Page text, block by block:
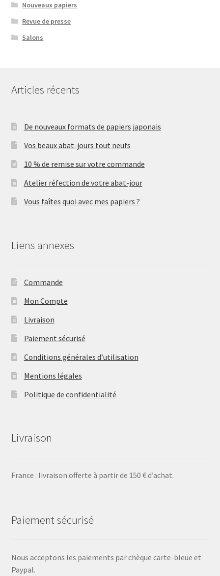
Nouveaux papiers
Revue de presse
Salons
Articles récents
De nouveaux formats de papiers japonais
Vos beaux abat-jours tout neufs
10 % de remise sur votre commande
Atelier réfection de votre abat-jour
Vous faîtes quoi avec mes papiers ?
Liens annexes
Commande
Mon Compte
Livraison
Paiement sécurisé
Conditions générales d’utilisation
Mentions légales
Politique de confidentialité
Livraison
France : livraison offerte à partir de 150 € d’achat.
Paiement sécurisé
Nous acceptons les paiements par chèque carte-bleue et
Paypal.